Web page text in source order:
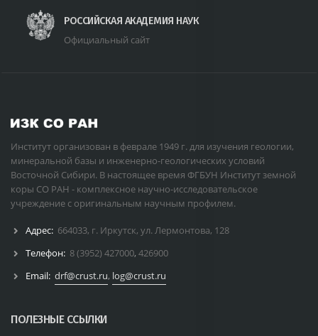
РОССИЙСКАЯ АКАДЕМИЯ НАУК
Официальный сайт
Институт организован в феврале 1949 г. для изучения геологии,
минеральной базы и инженерно-геологических условий
Восточной Сибири. В настоящее время ФГБУН Институт земной
коры СО РАН - комплексное научно-исследовательское
учреждение с оригинальным научным профилем.
Адрес: 664033, г. Иркутск, ул. Лермонтова, 128
Телефон: 8 (3952) 427000, 426900
Email: drf@crust.ru, log@crust.ru
ПОЛЕЗНЫЕ ССЫЛКИ